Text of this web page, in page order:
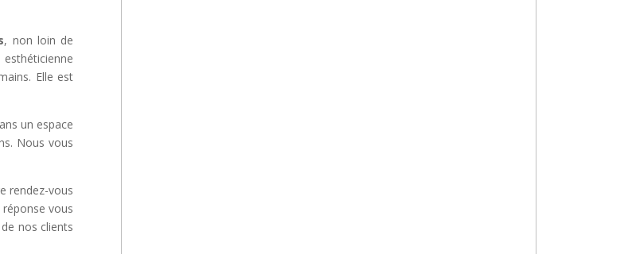
, non loin de
Elle est
un espace
Nous vous
rendez-vous
vous
nos clients